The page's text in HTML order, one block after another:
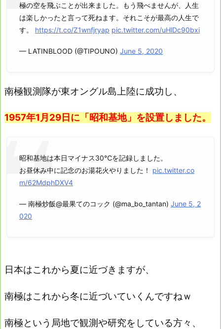
極の空を飛ぶことが出来ました。もう飛べませんが、人生
は楽しかったと言って死ねます。それこそが最高の人生で
す。 https://t.co/Z1wnfjryap pic.twitter.com/uHlDc90bxi
— LATINBLOOD (@TIPOUNO) June 5, 2020
南極観測隊が東オングル島上陸に成功し、
1957年1月29日に「昭和基地」を設置しました。
昭和基地は本日マイナス30℃を記録しました。
お昼休み中に記念のお湯花火やりました！ pic.twitter.co
m/62MdphDXV4
— 南極炒飯@最果てのコック (@ma_bo_tantan) June 5, 2
020
日本はこれから夏に近づきますが、
南極はこれから冬に近づいていくんですねｗ
南極という局地で観測や研究をしている方々、